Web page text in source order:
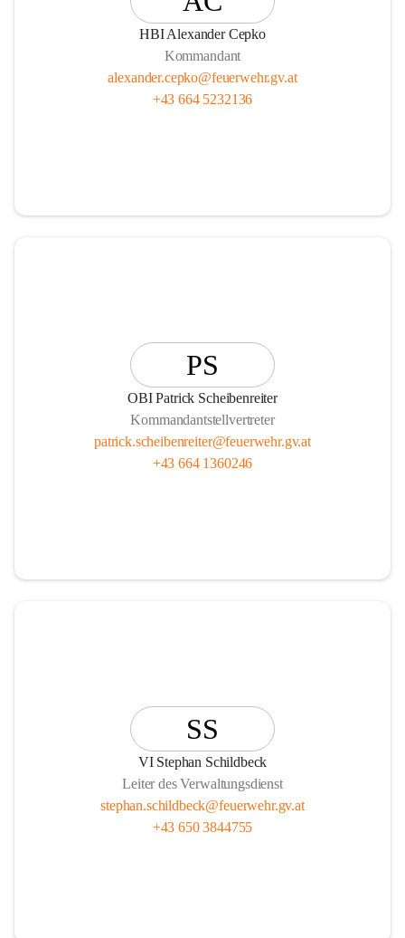
HBI Alexander Cepko
Kommandant
alexander.cepko@feuerwehr.gv.at
+43 664 5232136
PS
OBI Patrick Scheibenreiter
Kommandantstellvertreter
patrick.scheibenreiter@feuerwehr.gv.at
+43 664 1360246
SS
VI Stephan Schildbeck
Leiter des Verwaltungsdienst
stephan.schildbeck@feuerwehr.gv.at
+43 650 3844755